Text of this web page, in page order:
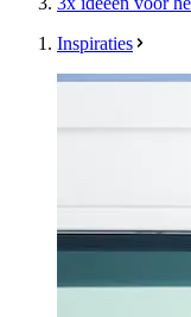
Inspiraties